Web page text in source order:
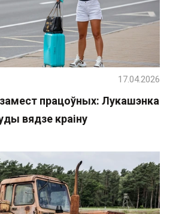
працоўных: Лукашэнка
вядзе краіну
17.04.2026